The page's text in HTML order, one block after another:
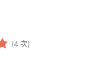
(4 次評
分)